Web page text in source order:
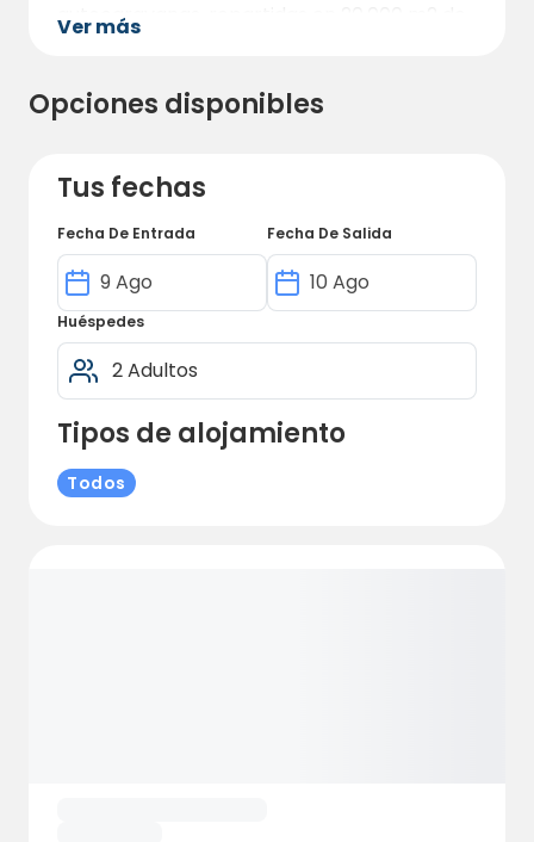
autocaravanas, repartidas en 20.000 m2 de
Es una gran oportunidad para encontrar un
lugar que se adapte a sus vacaciones. Hay
Hay espacio para la comunidad. Hay lugares
para la familia con los niños en el parque
infantil, para que pueda mantener un ojo
hacia fuera, con hijos o nietos.
Ver más
Opciones disponibles
Tus fechas
Fecha De Entrada Fecha De Salida
Huéspedes
Tipos de alojamiento
Todos